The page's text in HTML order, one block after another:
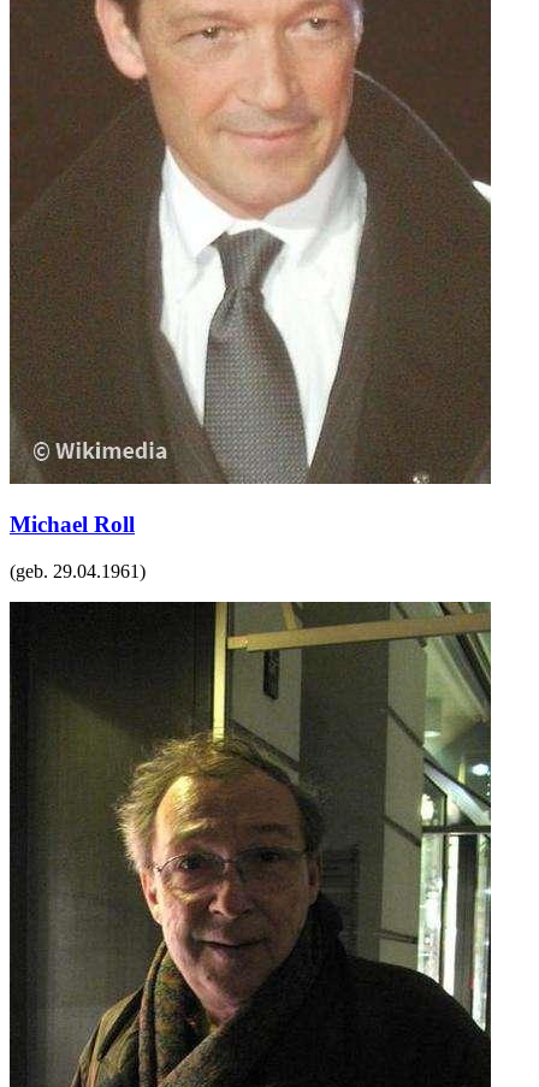
Michael Roll
(geb. 29.04.1961)